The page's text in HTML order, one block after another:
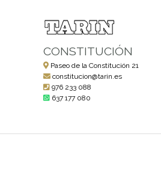
CONSTITUCIÓN
Paseo de la Constitución 21
constitucion@tarin.es
976 233 088
637 177 080